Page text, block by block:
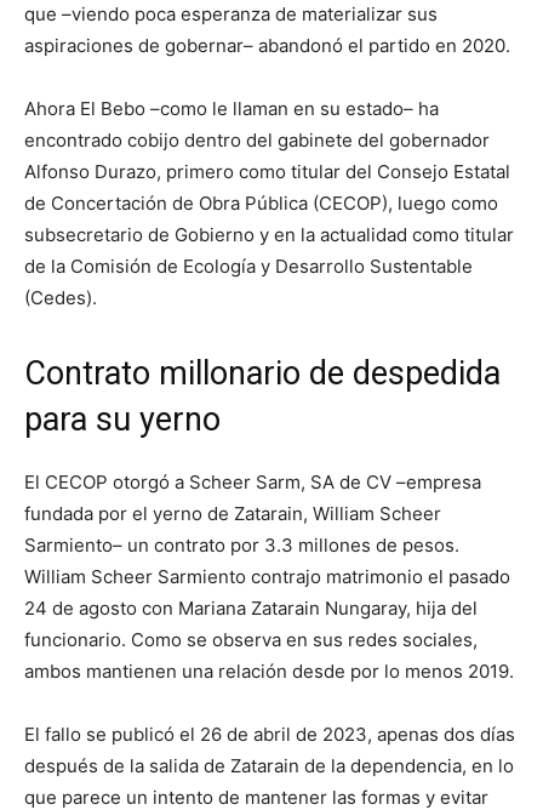
que –viendo poca esperanza de materializar sus
aspiraciones de gobernar– abandonó el partido en 2020.
Ahora El Bebo –como le llaman en su estado– ha
encontrado cobijo dentro del gabinete del gobernador
Alfonso Durazo, primero como titular del Consejo Estatal
de Concertación de Obra Pública (CECOP), luego como
subsecretario de Gobierno y en la actualidad como titular
de la Comisión de Ecología y Desarrollo Sustentable
(Cedes).
Contrato millonario de despedida
para su yerno
El CECOP otorgó a Scheer Sarm, SA de CV –empresa
fundada por el yerno de Zatarain, William Scheer
Sarmiento– un contrato por 3.3 millones de pesos.
William Scheer Sarmiento contrajo matrimonio el pasado
24 de agosto con Mariana Zatarain Nungaray, hija del
funcionario. Como se observa en sus redes sociales,
ambos mantienen una relación desde por lo menos 2019.
El fallo se publicó el 26 de abril de 2023, apenas dos días
después de la salida de Zatarain de la dependencia, en lo
que parece un intento de mantener las formas y evitar